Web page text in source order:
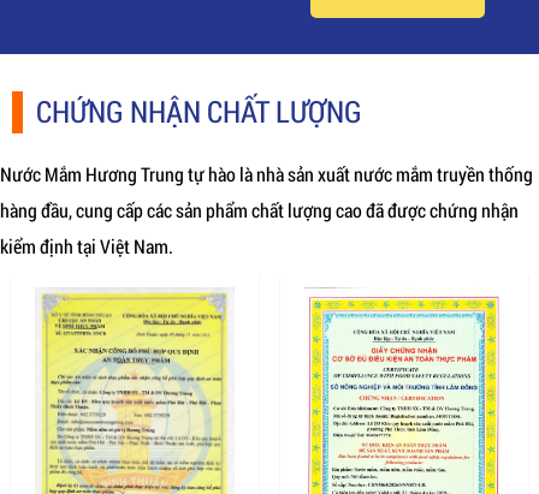
CHỨNG NHẬN CHẤT LƯỢNG
Nước Mắm Hương Trung tự hào là nhà sản xuất nước mắm truyền thống
hàng đầu, cung cấp các sản phẩm chất lượng cao đã được chứng nhận
kiểm định tại Việt Nam.